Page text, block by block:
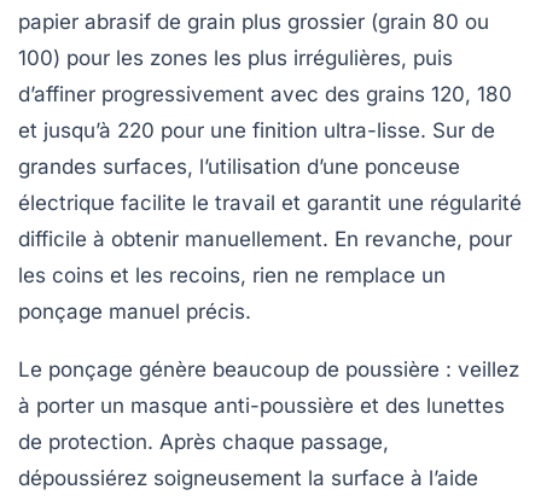
papier abrasif de grain plus grossier (grain 80 ou
100) pour les zones les plus irrégulières, puis
d’affiner progressivement avec des grains 120, 180
et jusqu’à 220 pour une finition ultra-lisse. Sur de
grandes surfaces, l’utilisation d’une ponceuse
électrique facilite le travail et garantit une régularité
difficile à obtenir manuellement. En revanche, pour
les coins et les recoins, rien ne remplace un
ponçage manuel précis.
Le ponçage génère beaucoup de poussière : veillez
à porter un masque anti-poussière et des lunettes
de protection. Après chaque passage,
dépoussiérez soigneusement la surface à l’aide